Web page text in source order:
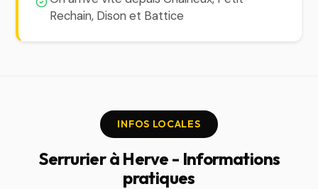
Rechain, Dison et Battice
INFOS LOCALES
Serrurier à Herve - Informations
pratiques